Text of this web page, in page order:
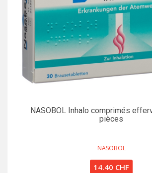
NASOBOL Inhalo comprimés
pièces
NASOBOL
14.40 CHF